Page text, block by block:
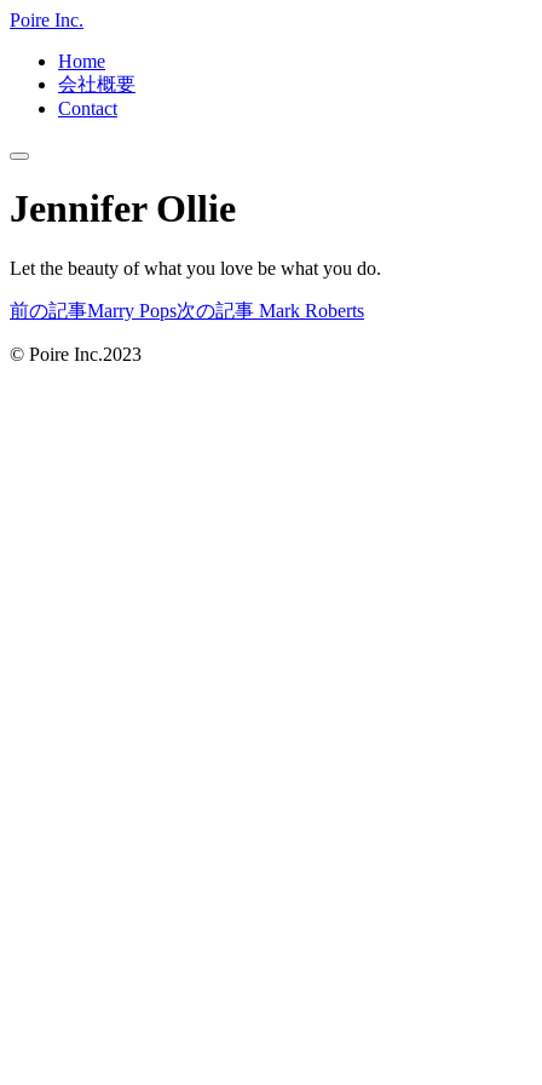
Poire Inc.
Home
会社概要
Contact
メ
ン
ュ
Jennifer Ollie
Let the beauty of what you love be what you do.
前の記事Marry Pops次の記事 Mark Roberts
© Poire Inc.2023